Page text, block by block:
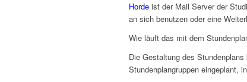
Horde ist der Mail Server der
an sich benutzen oder eine
Wie läuft das mit dem
Die Gestaltung des
Stundenplangruppen eingeplant,